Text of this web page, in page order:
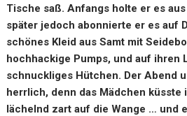
Tische saß. Anfangs holte er es
später jedoch abonnierte er es auf
schönes Kleid aus Samt mit
hochhackige Pumps, und auf ihren
schnuckliges Hütchen. Der Abend
herrlich, denn das Mädchen küsste
lächelnd zart auf die Wange … und